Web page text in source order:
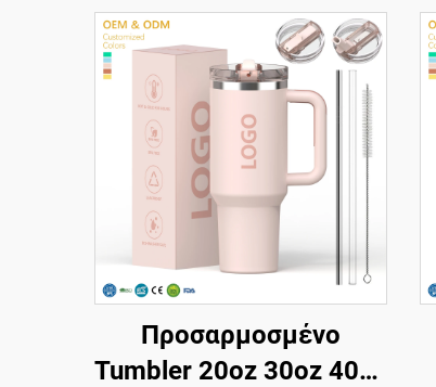
Προσαρμοσμένο
Tumbler 20oz 30oz 40oz